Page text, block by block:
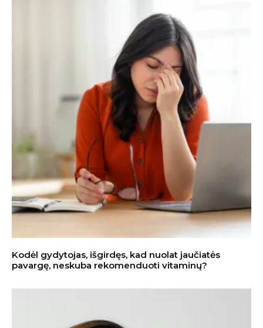
Kodėl gydytojas, išgirdęs, kad nuolat jaučiatės
pavargę, neskuba rekomenduoti vitaminų?